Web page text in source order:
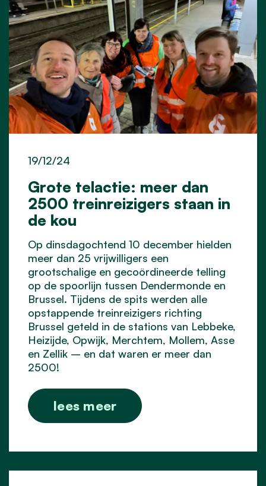
Grote telactie: meer dan
2500 treinreizigers staan in
de kou
19/12/24
Op dinsdagochtend 10 december hielden
meer dan 25 vrijwilligers een
grootschalige en gecoördineerde telling
op de spoorlijn tussen Dendermonde en
Brussel. Tijdens de spits werden alle
opstappende treinreizigers richting
Brussel geteld in de stations van Lebbeke,
Heizijde, Opwijk, Merchtem, Mollem, Asse
en Zellik – en dat waren er meer dan
2500!
lees meer